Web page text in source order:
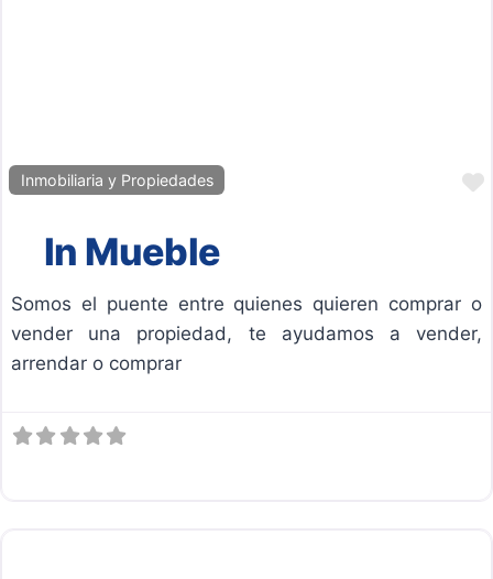
Inmobiliaria y Propiedades
In Mueble
Somos el puente entre quienes quieren comprar o
vender una propiedad, te ayudamos a vender,
arrendar o comprar